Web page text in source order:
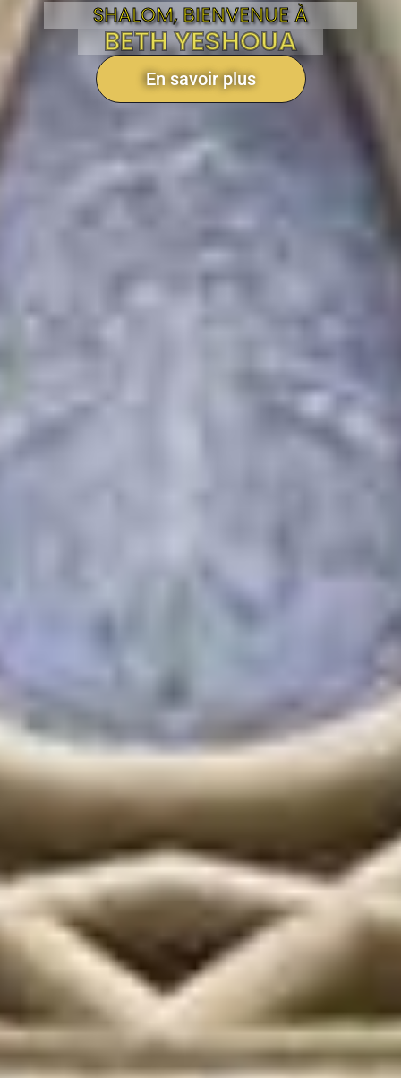
SHALOM, BIENVENUE À
BETH YESHOUA
En savoir plus